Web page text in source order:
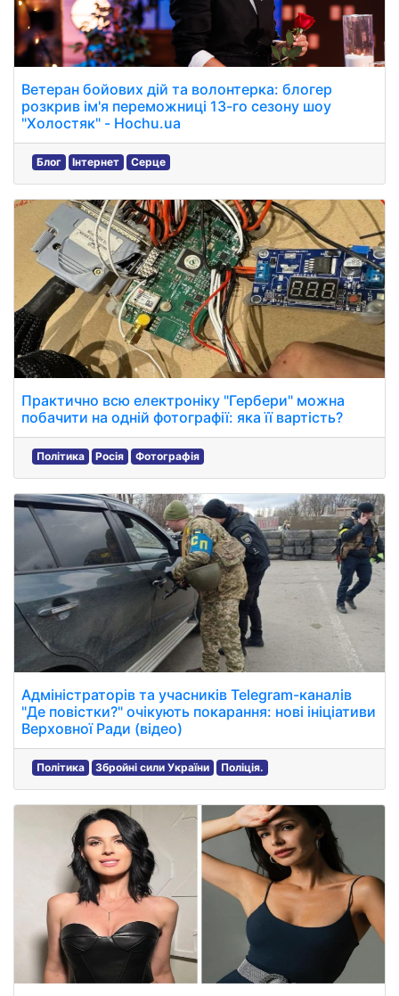
Ветеран бойових дій та волонтерка: блогер
розкрив ім'я переможниці 13-го сезону шоу
"Холостяк" - Hochu.ua
Блог Інтернет Серце
Практично всю електроніку "Гербери" можна
побачити на одній фотографії: яка її вартість?
Політика Росія Фотографія
Адміністраторів та учасників Telegram-каналів
"Де повістки?" очікують покарання: нові ініціативи
Верховної Ради (відео)
Політика Збройні сили України Поліція.